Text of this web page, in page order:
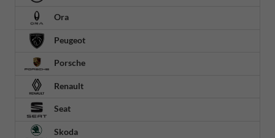
Ora
Peugeot
Porsche
Renault
Seat
Skoda